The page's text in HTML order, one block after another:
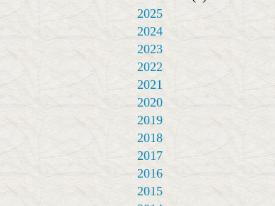
2025
2024
2023
2022
2021
2020
2019
2018
2017
2016
2015